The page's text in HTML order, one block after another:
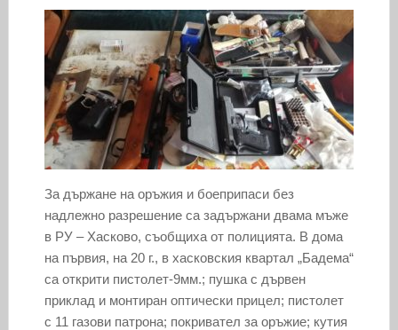
За държане на оръжия и боеприпаси без
надлежно разрешение са задържани двама мъже
в РУ – Хасково, съобщиха от полицията. В дома
на първия, на 20 г., в хасковския квартал „Бадема“
са открити пистолет-9мм.; пушка с дървен
приклад и монтиран оптически прицел; пистолет
с 11 газови патрона; покривател за оръжие; кутия